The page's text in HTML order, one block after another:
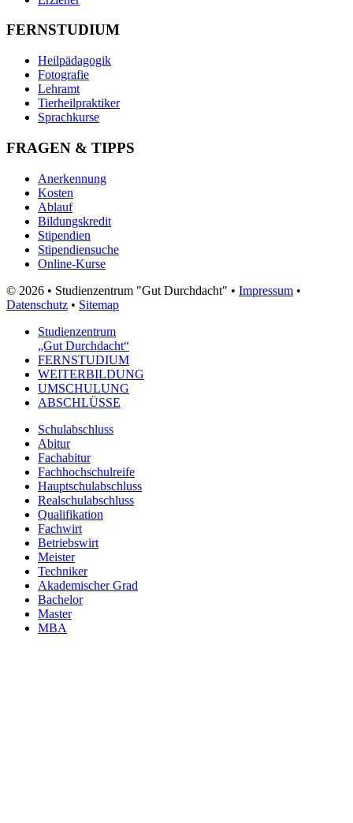
FERNSTUDIUM
Heilpädagogik
Fotografie
Lehramt
Tierheilpraktiker
Sprachkurse
FRAGEN & TIPPS
Anerkennung
Kosten
Ablauf
Bildungskredit
Stipendien
Stipendiensuche
Online-Kurse
© 2026 • Studienzentrum "Gut Durchdacht" • Impressum •
Datenschutz • Sitemap
Studienzentrum
„Gut Durchdacht“
FERNSTUDIUM
WEITERBILDUNG
UMSCHULUNG
ABSCHLÜSSE
Schulabschluss
Abitur
Fachabitur
Fachhochschulreife
Hauptschulabschluss
Realschulabschluss
Qualifikation
Fachwirt
Betriebswirt
Meister
Techniker
Akademischer Grad
Bachelor
Master
MBA